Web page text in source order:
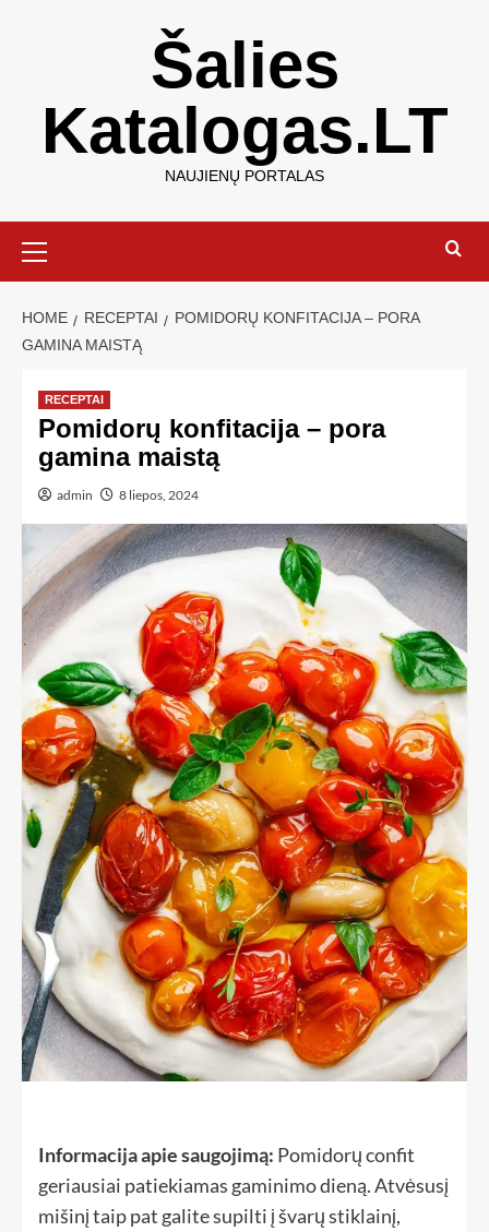
Šalies
Katalogas.LT
NAUJIENŲ PORTALAS
HOME RECEPTAI
POMIDORŲ KONFITACIJA – PORA
GAMINA MAISTĄ
RECEPTAI
Pomidorų konfitacija – pora
gamina maistą
admin 8 liepos, 2024
Informacija apie saugojimą: Pomidorų confit
geriausiai patiekiamas gaminimo dieną. Atvėsusį
mišinį taip pat galite supilti į švarų stiklainį,